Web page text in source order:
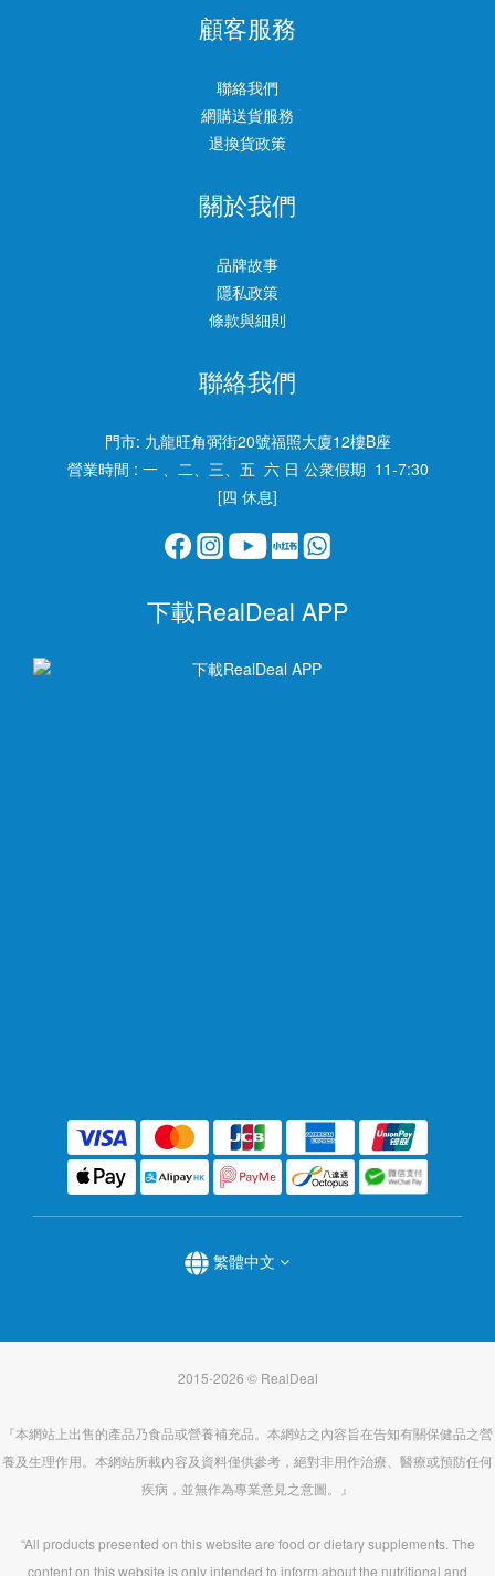
顧客服務
聯絡我們
網購送貨服務
退換貨政策
關於我們
品牌故事
隱私政策
條款與細則
聯絡我們
門市: 九龍旺角弼街20號福照大廈12樓B座
營業時間 : 一 、二、三、五 六 日 公衆假期 11-7:30
[四 休息]
下載RealDeal APP
繁體中文
2015-2026 © RealDeal
『本網站上出售的產品乃食品或營養補充品。本網站之內容旨在告知有關保健品之營
養及生理作用。本網站所載內容及資料僅供參考，絕對非用作治療、醫療或預防任何
疾病，並無作為專業意見之意圖。』
“All products presented on this website are food or dietary supplements. The
content on this website is only intended to inform about the nutritional and